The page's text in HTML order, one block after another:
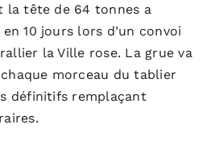
la tête de 64 tonnes a
10 jours lors d’un convoi
la Ville rose. La grue va
morceau du tablier
définitifs remplaçant